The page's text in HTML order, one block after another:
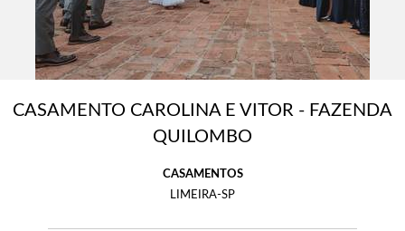
CASAMENTO CAROLINA E VITOR - FAZENDA
QUILOMBO
CASAMENTOS
LIMEIRA-SP